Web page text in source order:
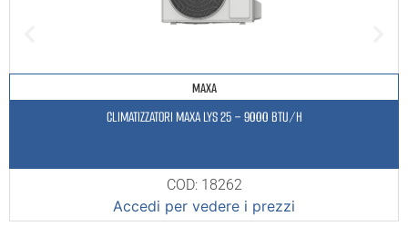
MAXA
CLIMATIZZATORI MAXA LYS 25 – 9000 BTU/H
COD: 18262
Accedi per vedere i prezzi